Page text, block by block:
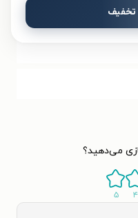
می‌دهید؟
۴ ۵
تخفیف